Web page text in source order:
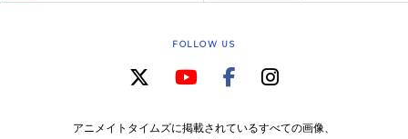
FOLLOW US
アニメイトタイムズに掲載されているすべての画像、